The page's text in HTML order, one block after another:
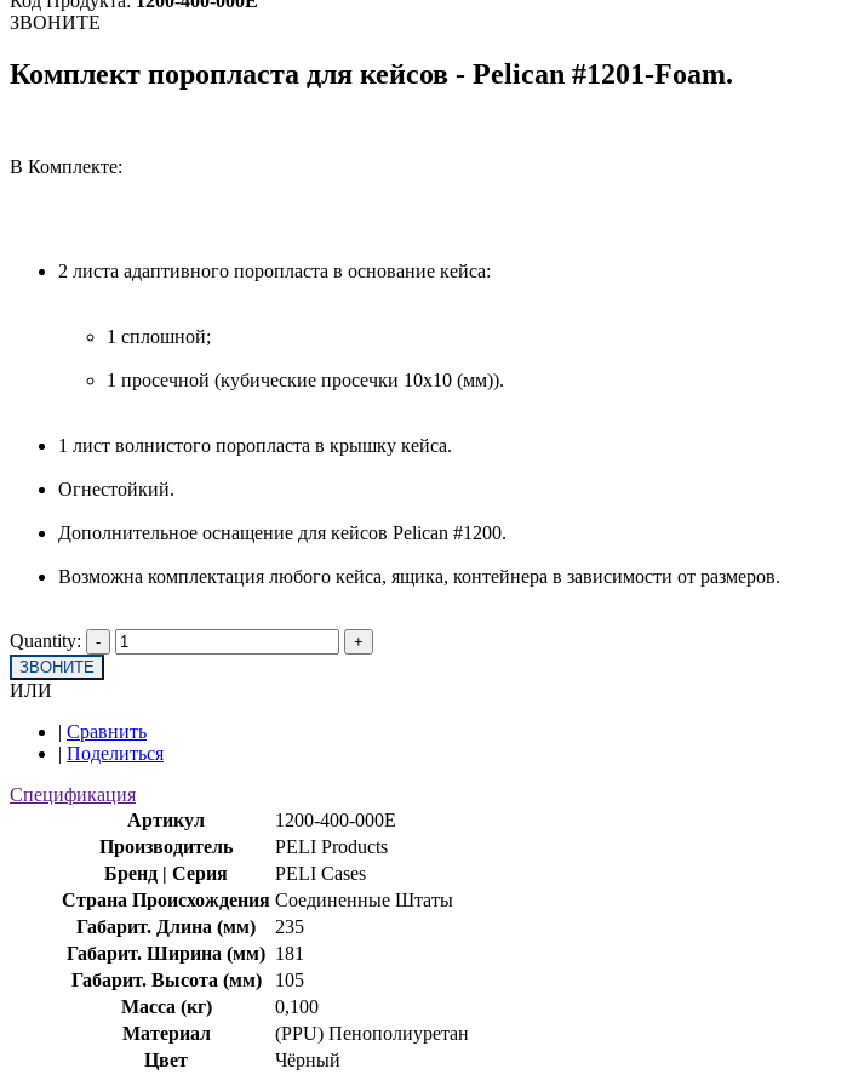
ЗВОНИТЕ
Комплект поропласта для кейсов - Pelican #1201-Foam.
В Комплекте:
2 листа адаптивного поропласта в основание кейса:
1 сплошной;
1 просечной (кубические просечки 10х10 (мм)).
1 лист волнистого поропласта в крышку кейса.
Огнестойкий.
Дополнительное оснащение для кейсов Pelican #1200.
Возможна комплектация любого кейса, ящика, контейнера в зависимости от размеров.
Quantity:
ЗВОНИТЕ
ИЛИ
| Сравнить
| Поделиться
Спецификация
Артикул
1200-400-000E
Производитель
PELI Products
Бренд | Серия
PELI Cases
Страна Происхождения Соединенные Штаты
Габарит. Длина (мм)
235
Габарит. Ширина (мм) 181
Габарит. Высота (мм)
105
Масса (кг)
0,100
Материал
(PPU) Пенополиуретан
Цвет
Чёрный